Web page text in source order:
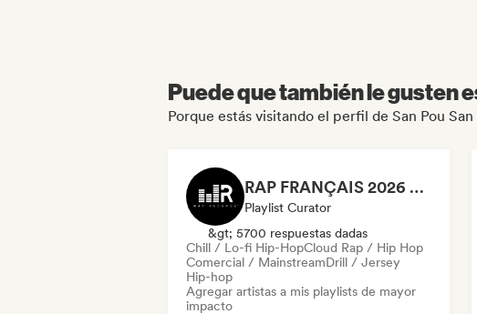
Puede que también le gusten
Porque estás visitando el perfil de San Pou
RAP FRANÇAIS 2026 🔥🇫🇷 (Way Records)
Playlist Curator
&gt; 5700 respuestas dadas
Chill / Lo-fi Hip-HopCloud Rap / Hip Hop
Comercial / MainstreamDrill / Jersey
Hip-hop
Agregar artistas a mis playlists de mayor
impacto